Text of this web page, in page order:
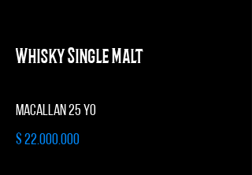
Whisky Single Malt
MACALLAN 25 YO
$ 22.000.000